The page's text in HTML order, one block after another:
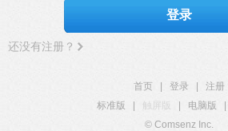
登录
还没有注册？
首页 登录
注册
标准版
触屏版 电脑版
© Comsenz Inc.